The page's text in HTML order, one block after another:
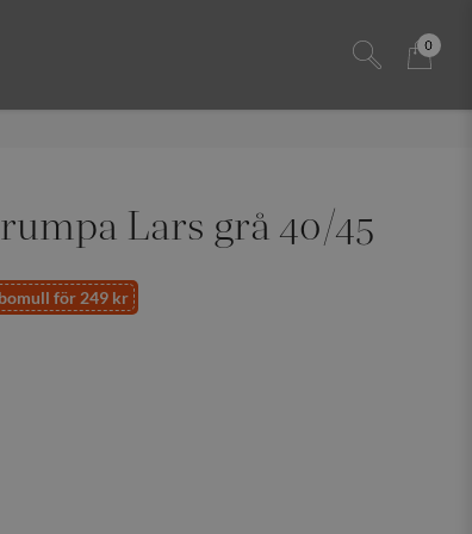
0
Lars grå 40/45
för 249 kr